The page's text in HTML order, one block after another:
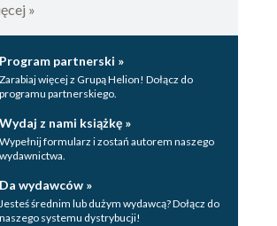
»
Program partnerski »
Zarabiaj więcej z Grupą Helion! Dołącz do
programu partnerskiego.
Wydaj z nami książkę »
Wypełnij formularz i zostań autorem naszego
wydawnictwa.
Da wydawców »
Jesteś średnim lub dużym wydawcą? Dołącz do
naszego systemu dystrybucji!